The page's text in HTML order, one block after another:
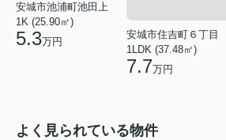
安城市池浦町池田上
1K (25.90㎡)
5.3万円
安城市住吉町６丁目
1LDK (37.48㎡)
7.7万円
よく見られている物件